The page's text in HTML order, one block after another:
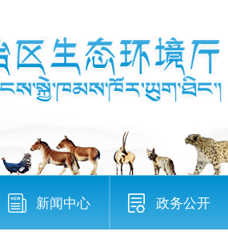
新闻中心 政务公开